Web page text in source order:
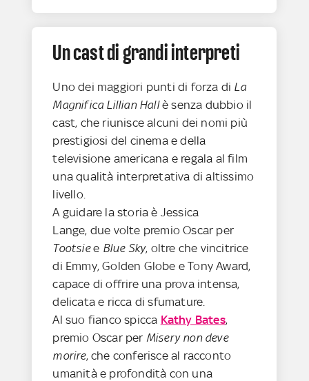
Un cast di grandi interpreti
Uno dei maggiori punti di forza di La
Magnifica Lillian Hallè senza dubbio il
cast, che riunisce alcuni dei nomi più
prestigiosi del cinema e della
televisione americana e regala al film
una qualità interpretativa di altissimo
livello.
A guidare la storia è Jessica
Lange, due volte premio Oscar per
Tootsiee Blue Sky, oltre che vincitrice
di Emmy, Golden Globe e Tony Award,
capace di offrire una prova intensa,
delicata e ricca di sfumature.
Al suo fianco spicca Kathy Bates,
premio Oscar per Misery non deve
morire, che conferisce al racconto
umanità e profondità con una